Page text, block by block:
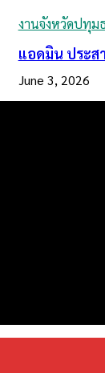
งานจังหวัดปทุม
แอดมิน ประส
June 3, 2026